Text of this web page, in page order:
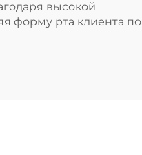
высокой
форму рта клиента по